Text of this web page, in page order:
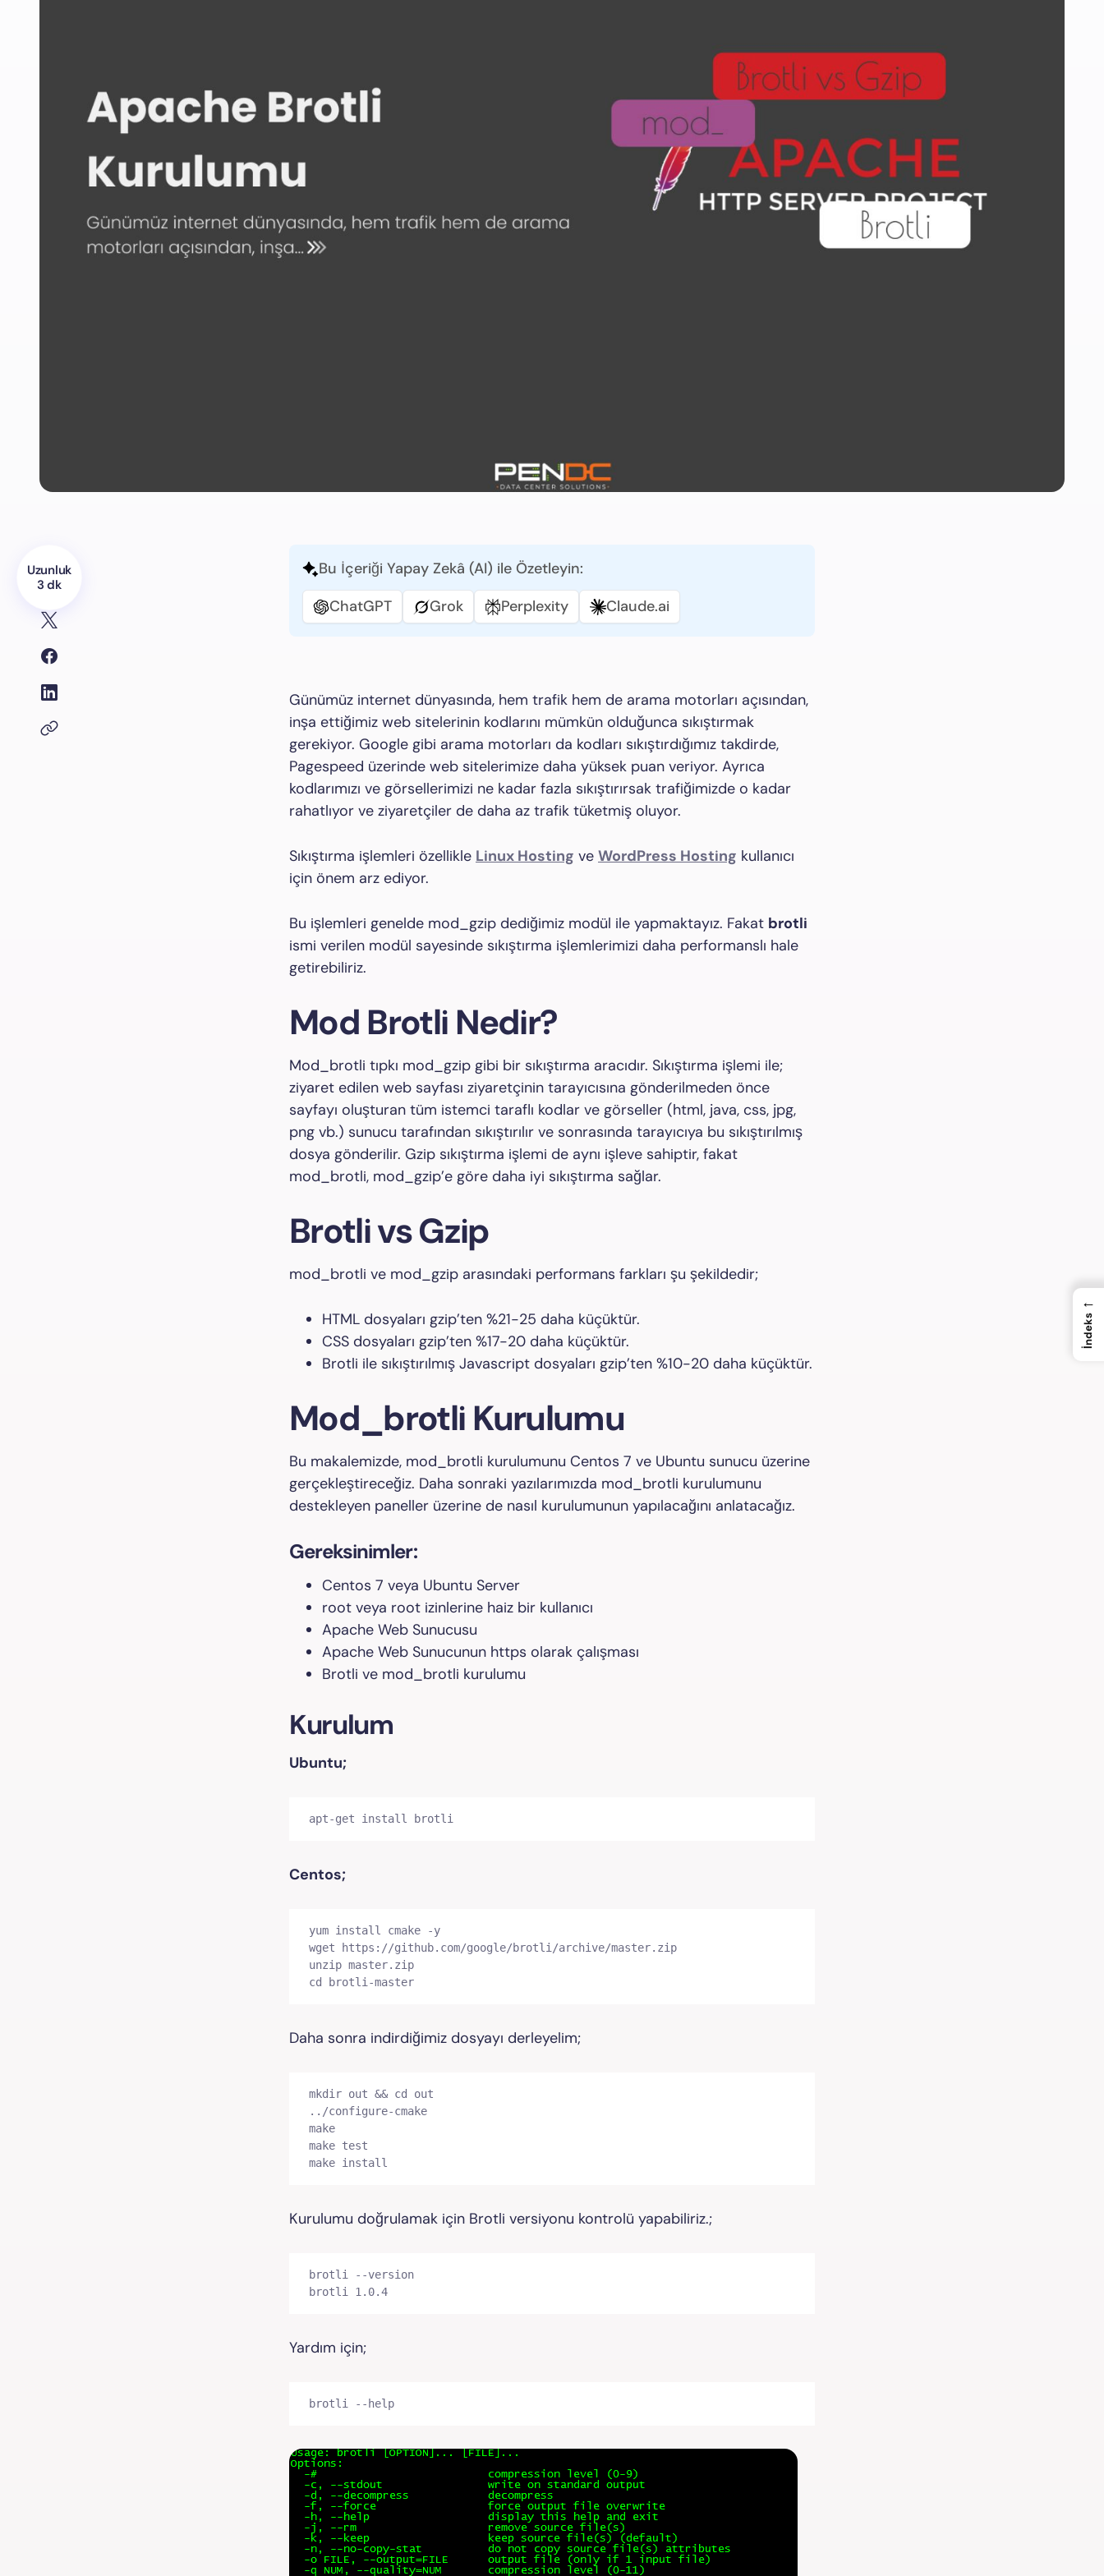
Uzunluk
3 dk
Bu İçeriği Yapay Zekâ (AI) ile Özetleyin:
ChatGPT
Grok Perplexity Claude.ai
Günümüz internet dünyasında, hem trafik hem de arama motorları açısından,
inşa ettiğimiz web sitelerinin kodlarını mümkün olduğunca sıkıştırmak
gerekiyor. Google gibi arama motorları da kodları sıkıştırdığımız takdirde,
Pagespeed üzerinde web sitelerimize daha yüksek puan veriyor. Ayrıca
kodlarımızı ve görsellerimizi ne kadar fazla sıkıştırırsak trafiğimizde o kadar
rahatlıyor ve ziyaretçiler de daha az trafik tüketmiş oluyor.
Sıkıştırma işlemleri özellikle Linux Hosting ve WordPress Hosting kullanıcı
için önem arz ediyor.
Bu işlemleri genelde mod_gzip dediğimiz modül ile yapmaktayız. Fakat brotli
ismi verilen modül sayesinde sıkıştırma işlemlerimizi daha performanslı hale
getirebiliriz.
Mod Brotli Nedir?
Mod_brotli tıpkı mod_gzip gibi bir sıkıştırma aracıdır. Sıkıştırma işlemi ile;
ziyaret edilen web sayfası ziyaretçinin tarayıcısına gönderilmeden önce
sayfayı oluşturan tüm istemci taraflı kodlar ve görseller (html, java, css, jpg,
png vb.) sunucu tarafından sıkıştırılır ve sonrasında tarayıcıya bu sıkıştırılmış
dosya gönderilir. Gzip sıkıştırma işlemi de aynı işleve sahiptir, fakat
mod_brotli, mod_gzip’e göre daha iyi sıkıştırma sağlar.
Brotli vs Gzip
mod_brotli ve mod_gzip arasındaki performans farkları şu şekildedir;
HTML dosyaları gzip’ten %21-25 daha küçüktür.
CSS dosyaları gzip’ten %17-20 daha küçüktür.
Brotli ile sıkıştırılmış Javascript dosyaları gzip’ten %10-20 daha küçüktür.
Mod_brotli Kurulumu
Bu makalemizde, mod_brotli kurulumunu Centos 7 ve Ubuntu sunucu üzerine
gerçekleştireceğiz. Daha sonraki yazılarımızda mod_brotli kurulumunu
destekleyen paneller üzerine de nasıl kurulumunun yapılacağını anlatacağız.
Gereksinimler:
Centos 7 veya Ubuntu Server
root veya root izinlerine haiz bir kullanıcı
Apache Web Sunucusu
Apache Web Sunucunun https olarak çalışması
Brotli ve mod_brotli kurulumu
Kurulum
Ubuntu;
apt-get install brotli
Centos;
yum install cmake -y
wget https://github.com/google/brotli/archive/master.zip
unzip master.zip
cd brotli-master
Daha sonra indirdiğimiz dosyayı derleyelim;
mkdir out && cd out
../configure-cmake
make
make test
make install
Kurulumu doğrulamak için Brotli versiyonu kontrolü yapabiliriz.;
brotli --version
brotli 1.0.4
Yardım için;
brotli --help
←
İndeks